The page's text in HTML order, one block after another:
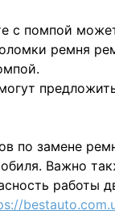
с помпой
ремня
по замене
Важно
работы